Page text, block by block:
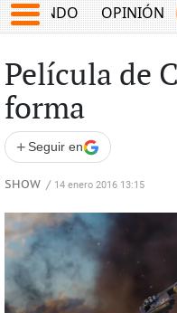
MUNDO OPINIÓN
Película de
forma
+ Seguir en
SHOW / 14 enero 2016 13:15